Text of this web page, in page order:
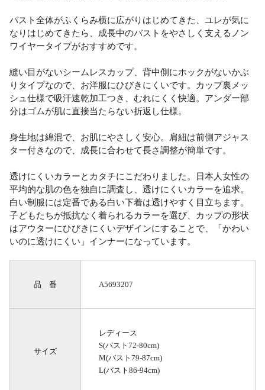
バスト全体がふくらみ横に広がりはじめてきた、ユレが気に
なりはじめてきたら、成長中のバストをやさしく支えるノン
ワイヤータイプがおすすめです。
縫い目がないシームレスカップ、背中側にホックがないかぶ
りタイプなので、お洋服にひびきにくいです。カップ裏メッ
シュ仕様で吸汗速乾加工つき、むれにくく快適。アンダー部
分はゴムが肌に直接当たらない折返し仕様。
身生地は綿混で、お肌にやさしく安心。肩紐は前側アジャス
ター付きなので、成長に合わせて長さ調整が簡単です。
透けにくいカラーとカタチにこだわりました。日本人女性の
平均的な肌の色を独自に調査し、透けにくいカラーを追求。
白い制服には定番である白い下着は透けやすく目立ちます。
子どもたちが抵抗なく着られるカラーを選び、カップの形状
はアウターにひびきにくいデザインにすることで、「かわい
いのに透けにくい」インナーになっています。
品 番 A5693207
サイズ
レディース
S(バスト72-80cm)
M(バスト79-87cm)
L(バスト86-94cm)